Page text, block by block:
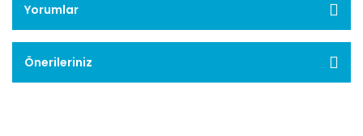
Yorumlar
Önerileriniz